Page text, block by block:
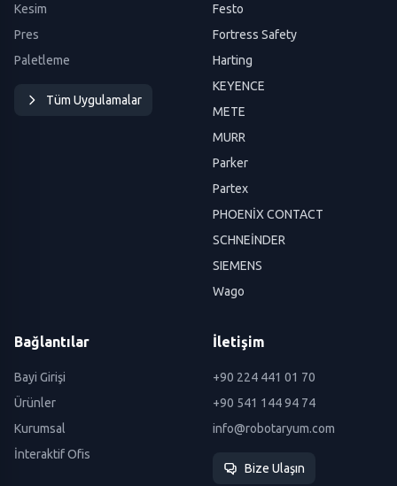
Kesim
Pres
Paletleme
Tüm Uygulamalar
Festo
Fortress Safety
Harting
KEYENCE
METE
MURR
Parker
Partex
PHOENİX CONTACT
SCHNEİNDER
SIEMENS
Wago
Bağlantılar
Bayi Girişi
Ürünler
Kurumsal
İnteraktif Ofis
İletişim
+90 224 441 01 70
+90 541 144 94 74
info@robotaryum.com
Bize Ulaşın